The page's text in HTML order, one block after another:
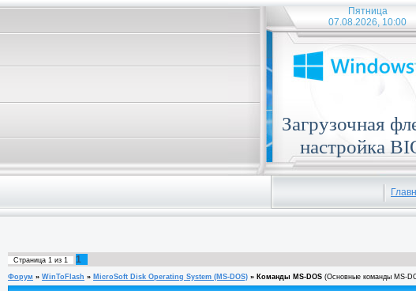
Пятница
07.08.2026, 10:00
Загрузочная
настройка
Страница 1 из 1 1
Форум » WinToFlash » MicroSoft Disk Operating System (MS-DOS) » Команды MS-DOS (Основные команды MS-